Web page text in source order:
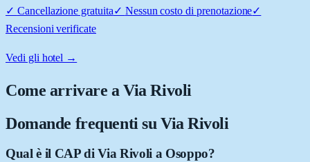
✓ Cancellazione gratuita✓ Nessun costo di prenotazione✓
Recensioni verificate
Vedi gli hotel →
Come arrivare aVia Rivoli
Domande frequenti su Via Rivoli
Qual è il CAP di Via Rivoli a Osoppo?